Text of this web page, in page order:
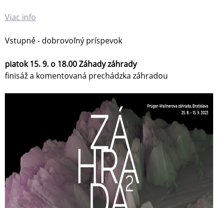
Viac info
Vstupné - dobrovoľný príspevok
piatok 15. 9. o 18.00 Záhady záhrady
finisáž a komentovaná prechádzka záhradou